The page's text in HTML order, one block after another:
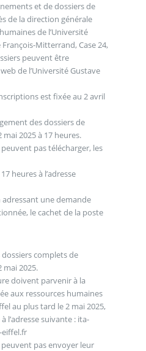
et de dossiers de
de la direction générale
de l’Université
Mitterrand, Case 24,
peuvent être
de l’Université Gustave
est fixée au 2 avril
des dossiers de
2025 à 17 heures.
pas télécharger, les
heures à l’adresse
une demande
le cachet de la poste
complets de
2025.
doivent parvenir à la
aux ressources humaines
au plus tard le 2 mai 2025,
l’adresse suivante : ita-
pas envoyer leur